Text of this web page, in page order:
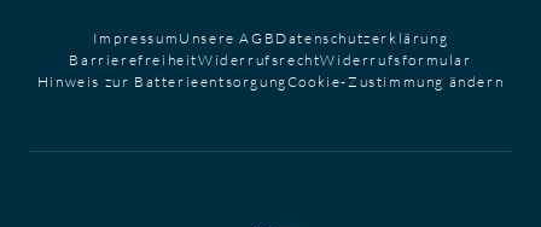
Impressum Unsere AGB Datenschutzerklärung
BarrierefreiheitWiderrufsrechtWiderrufsformular
Hinweis zur BatterieentsorgungCookie-Zustimmung ändern